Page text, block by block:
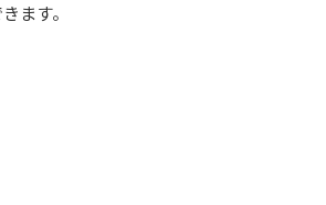
ます。